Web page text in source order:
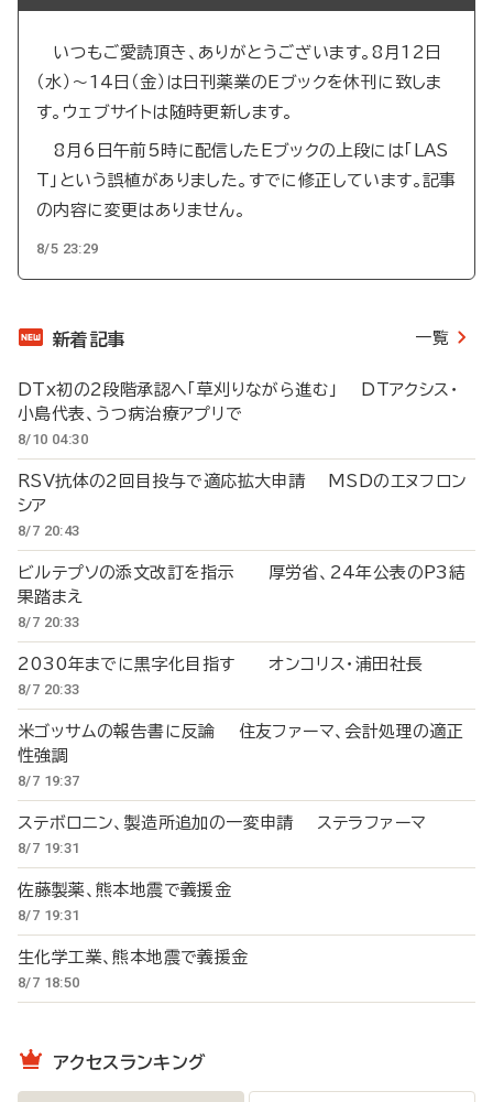
いつもご愛読頂き、ありがとうございます。8月12日
（水）～14日（金）は日刊薬業のEブックを休刊に致しま
す。ウェブサイトは随時更新します。
8月6日午前5時に配信したEブックの上段には「LAS
T」という誤植がありました。すでに修正しています。記事
の内容に変更はありません。
8/5 23:29
新着記事 一覧
DTx初の2段階承認へ「草刈りながら進む」 DTアクシス・
小島代表、うつ病治療アプリで
8/10 04:30
RSV抗体の2回目投与で適応拡大申請 MSDのエヌフロン
シア
8/7 20:43
ビルテプソの添文改訂を指示 厚労省、24年公表のP3結
果踏まえ
8/7 20:33
2030年までに黒字化目指す オンコリス・浦田社長
8/7 20:33
米ゴッサムの報告書に反論 住友ファーマ、会計処理の適正
性強調
8/7 19:37
ステボロニン、製造所追加の一変申請 ステラファーマ
8/7 19:31
佐藤製薬、熊本地震で義援金
8/7 19:31
生化学工業、熊本地震で義援金
8/7 18:50
アクセスランキング